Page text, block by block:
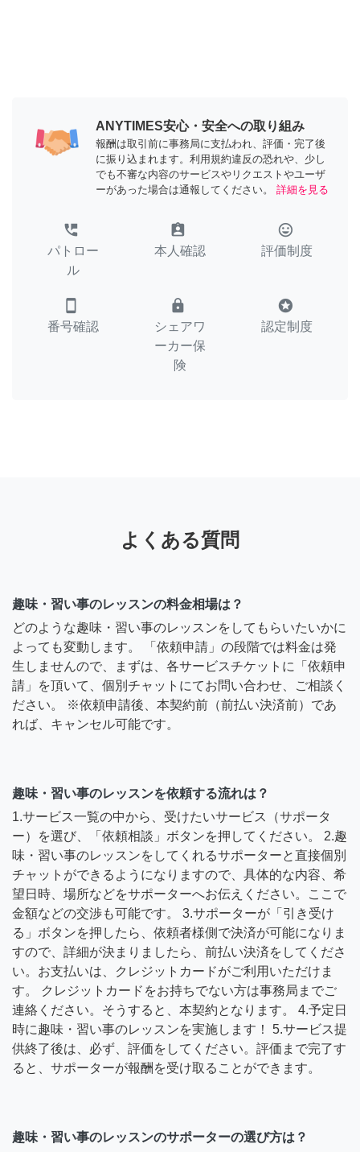
ANYTIMES安心・安全への取り組み
報酬は取引前に事務局に支払われ、評価・完了後
に振り込まれます。利用規約違反の恐れや、少し
でも不審な内容のサービスやリクエストやユーザ
ーがあった場合は通報してください。
詳細を見る
perm_phone_msg
パトロー
ル
assignment_ind
本人確認
tag_faces
評価制度
smartphone
番号確認
lock
シェアワ
ーカー保
険
stars
認定制度
よくある質問
趣味・習い事のレッスンの料金相場は？
どのような趣味・習い事のレッスンをしてもらいたいかに
よっても変動します。 「依頼申請」の段階では料金は発
生しませんので、まずは、各サービスチケットに「依頼申
請」を頂いて、個別チャットにてお問い合わせ、ご相談く
ださい。 ※依頼申請後、本契約前（前払い決済前）であ
れば、キャンセル可能です。
趣味・習い事のレッスンを依頼する流れは？
1.サービス一覧の中から、受けたいサービス（サポータ
ー）を選び、「依頼相談」ボタンを押してください。 2.趣
味・習い事のレッスンをしてくれるサポーターと直接個別
チャットができるようになりますので、具体的な内容、希
望日時、場所などをサポーターへお伝えください。ここで
金額などの交渉も可能です。 3.サポーターが「引き受け
る」ボタンを押したら、依頼者様側で決済が可能になりま
すので、詳細が決まりましたら、前払い決済をしてくださ
い。お支払いは、クレジットカードがご利用いただけま
す。 クレジットカードをお持ちでない方は事務局までご
連絡ください。そうすると、本契約となります。 4.予定日
時に趣味・習い事のレッスンを実施します！ 5.サービス提
供終了後は、必ず、評価をしてください。評価まで完了す
ると、サポーターが報酬を受け取ることができます。
趣味・習い事のレッスンのサポーターの選び方は？